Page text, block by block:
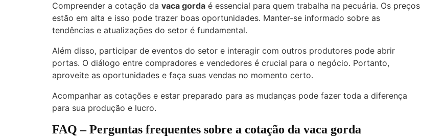
Compreender a cotação da vaca gorda é essencial para quem trabalha na pecuária. Os preços
estão em alta e isso pode trazer boas oportunidades. Manter-se informado sobre as
tendências e atualizações do setor é fundamental.
Além disso, participar de eventos do setor e interagir com outros produtores pode abrir
portas. O diálogo entre compradores e vendedores é crucial para o negócio. Portanto,
aproveite as oportunidades e faça suas vendas no momento certo.
Acompanhar as cotações e estar preparado para as mudanças pode fazer toda a diferença
para sua produção e lucro.
FAQ – Perguntas frequentes sobre a cotação da vaca gorda